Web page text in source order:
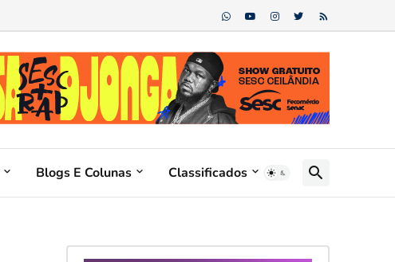
Blogs E Colunas Classificados